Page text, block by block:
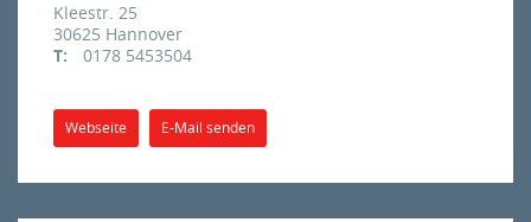
Kleestr. 25
30625 Hannover
T:
0178 5453504
Webseite E-Mail senden